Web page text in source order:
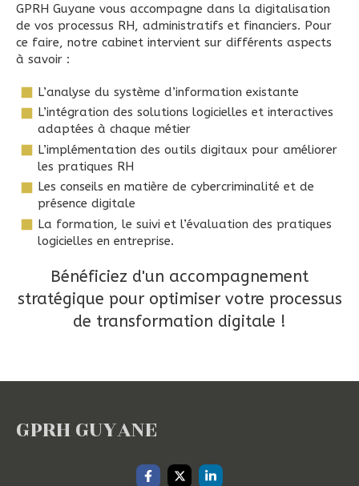
GPRH Guyane vous accompagne dans la digitalisation
de vos processus RH, administratifs et financiers. Pour
ce faire, notre cabinet intervient sur différents aspects
à savoir :
L’analyse du système d’information existante
L’intégration des solutions logicielles et interactives
adaptées à chaque métier
L’implémentation des outils digitaux pour améliorer
les pratiques RH
Les conseils en matière de cybercriminalité et de
présence digitale
La formation, le suivi et l’évaluation des pratiques
logicielles en entreprise.
Bénéficiez d'un accompagnement
stratégique pour optimiser votre processus
de transformation digitale !
GPRH GUYANE